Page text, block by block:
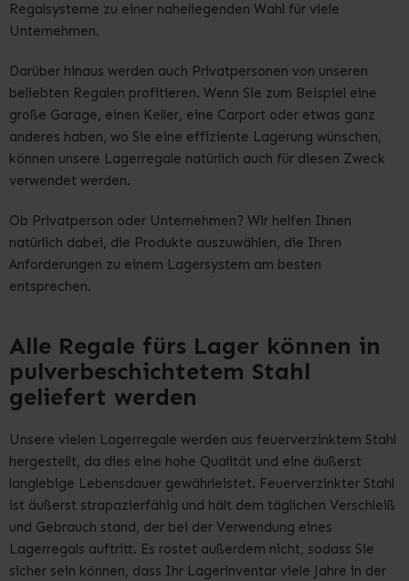
Regalsysteme zu einer naheliegenden Wahl für viele
Unternehmen.
Darüber hinaus werden auch Privatpersonen von unseren
beliebten Regalen profitieren. Wenn Sie zum Beispiel eine
große Garage, einen Keller, eine Carport oder etwas ganz
anderes haben, wo Sie eine effiziente Lagerung wünschen,
können unsere Lagerregale natürlich auch für diesen Zweck
verwendet werden.
Ob Privatperson oder Unternehmen? Wir helfen Ihnen
natürlich dabei, die Produkte auszuwählen, die Ihren
Anforderungen zu einem Lagersystem am besten
entsprechen.
Alle Regale fürs Lager können in
pulverbeschichtetem Stahl
geliefert werden
Unsere vielen Lagerregale werden aus feuerverzinktem Stahl
hergestellt, da dies eine hohe Qualität und eine äußerst
langlebige Lebensdauer gewährleistet. Feuerverzinkter Stahl
ist äußerst strapazierfähig und hält dem täglichen Verschleiß
und Gebrauch stand, der bei der Verwendung eines
Lagerregals auftritt. Es rostet außerdem nicht, sodass Sie
sicher sein können, dass Ihr Lagerinventar viele Jahre in der